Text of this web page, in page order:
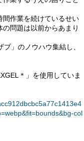
作業を続けているせい
問題は以前からあまり
」のノウハウ集結し、
＊」を使用していま
col